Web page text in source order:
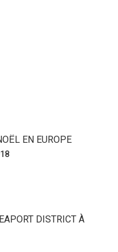
EN EUROPE
DISTRICT À